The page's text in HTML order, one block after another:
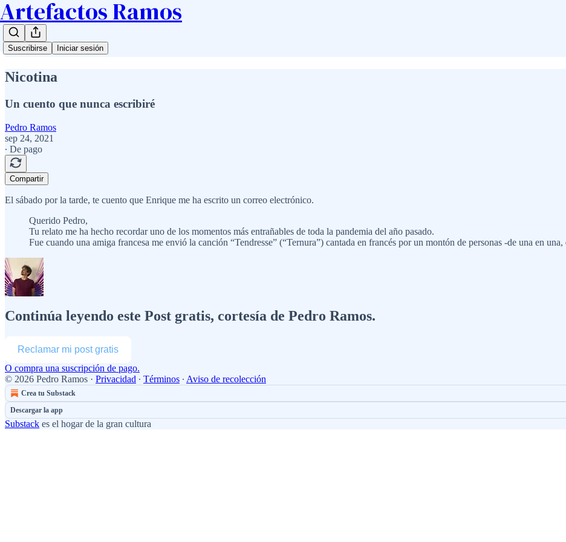
Artefactos Ramos
Suscribirse Iniciar sesión
Nicotina
Un cuento que nunca escribiré
Pedro Ramos
sep 24, 2021
∙ De pago
Compartir
El sábado por la tarde, te cuento que Enrique me ha escrito un correo electrónico.
Querido Pedro,
Tu relato me ha hecho recordar uno de los momentos más entrañables de toda la pandemia del año pasado.
Fue cuando una amiga francesa me envió la canción “Tendresse” (“Ternura”) cantada en francés por un montón de personas -de una en
Continúa leyendo este Post gratis, cortesía de Pedro Ramos.
Reclamar mi post gratis
O compra una suscripción de pago.
© 2026 Pedro Ramos · Privacidad ∙ Términos ∙ Aviso de recolección
Crea tu Substack
Descargar la app
Substack es el hogar de la gran cultura